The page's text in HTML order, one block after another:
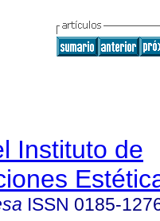
Instituto de
ISSN 0185-